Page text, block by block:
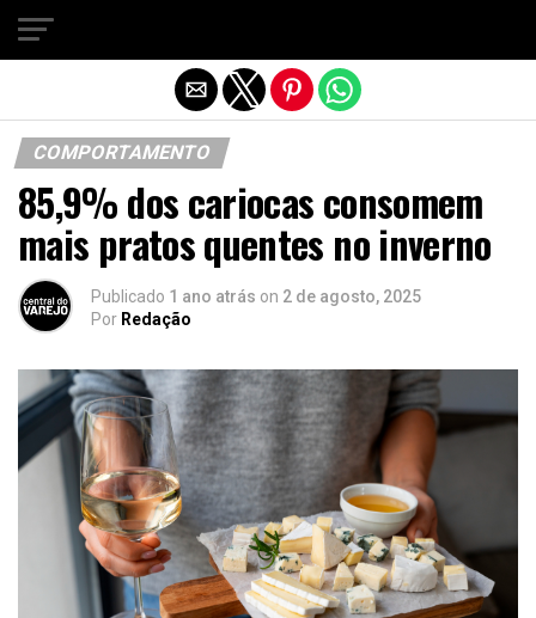
COMPORTAMENTO
85,9% dos cariocas consomem
mais pratos quentes no inverno
Publicado 1 ano atrás on 2 de agosto, 2025
Por Redação